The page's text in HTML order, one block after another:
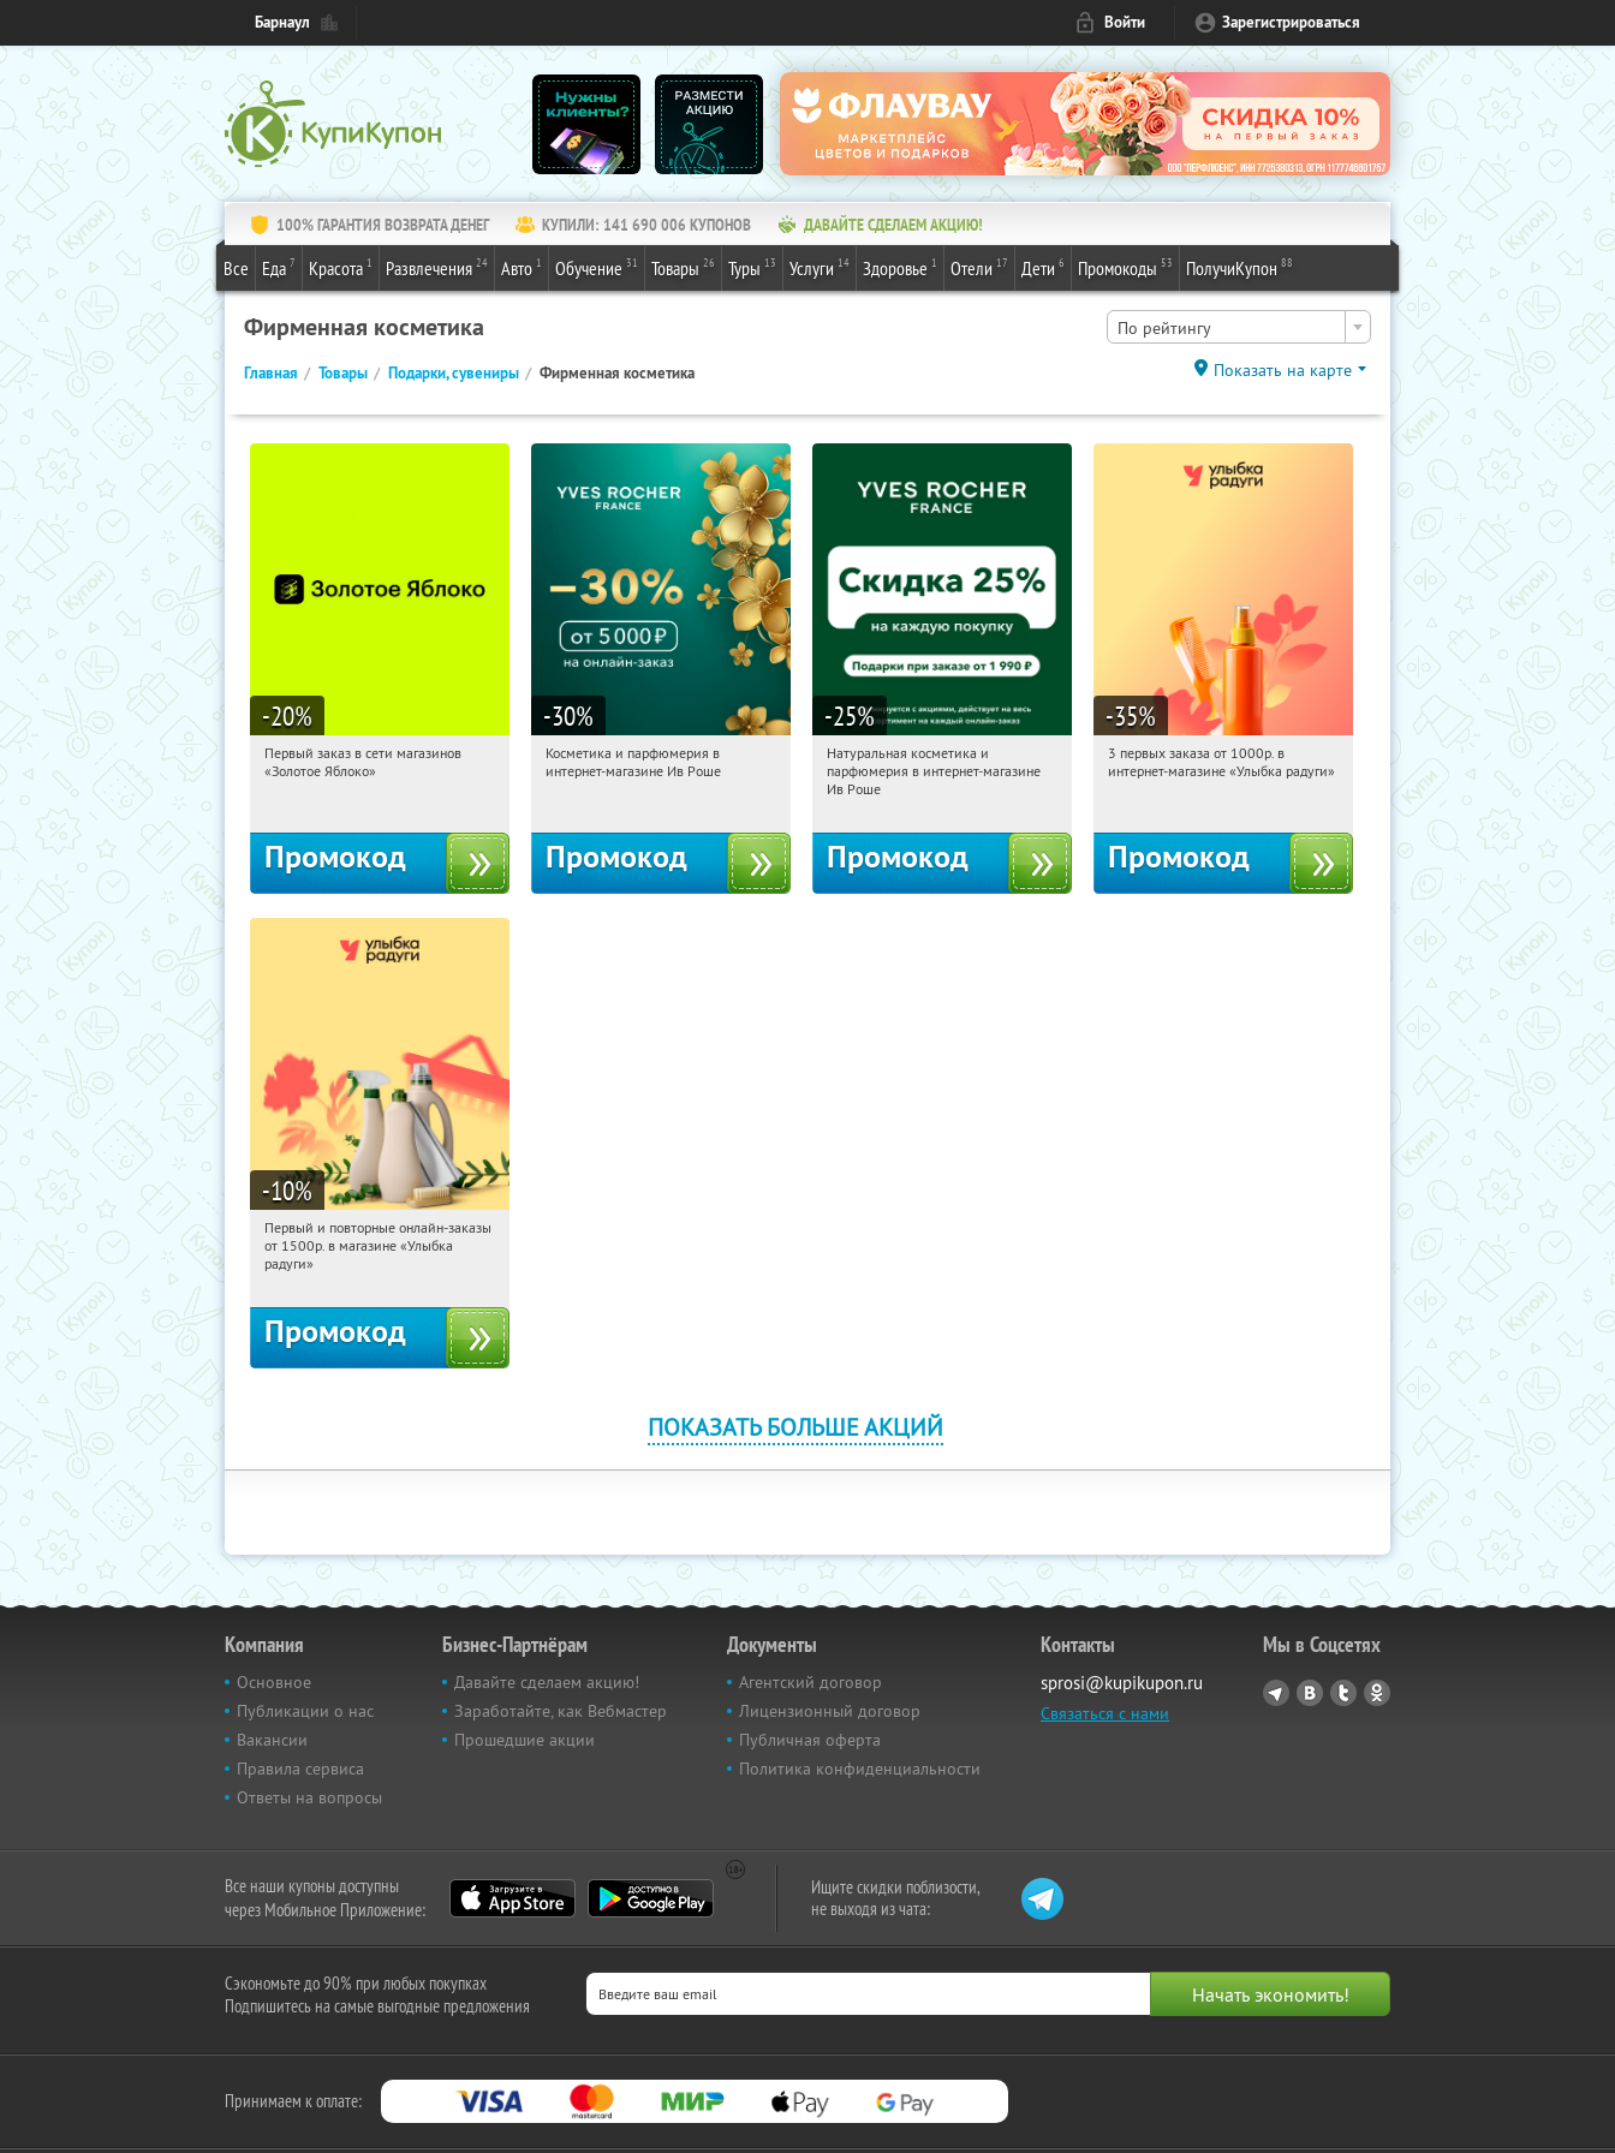
Барнаул Войти Зарегистрироваться
100% ГАРАНТИЯ ВОЗВРАТА ДЕНЕГ КУПИЛИ: 141 690 006 КУПОНОВ ДАВАЙТЕ СДЕЛАЕМ АКЦИЮ!
Все Еда 7 Красота 1 Развлечения 24 Авто 1 Обучение 31 Товары 26 Туры 13 Услуги 14 Здоровье 1 Отели 17 Дети 6 Промокоды 53 ПолучиКупон 88
Фирменная косметика По рейтингу
Главная Товары Подарки, сувениры Фирменная косметика Показать на карте
-20%
17:51:40
Получи первым!
Первый заказ в сети магазинов
«Золотое Яблоко»
Промокод
-30%
17:51:40 Получили:
Косметика и парфюмерия в
интернет-магазине Ив Роше
Промокод
-25%
17:51:40 Получили:
Россия
Натуральная косметика и
парфюмерия в интернет-магазине
Ив Роше
Промокод
-35%
17:51:40 Получили:
3 первых заказа от 1000р. в
интернет-магазине «Улыбка радуги»
Промокод
-10%
17:51:40 Получили:1
Россия
Первый и повторные онлайн-заказы
от 1500р. в магазине «Улыбка
радуги»
Промокод
ПОКАЗАТЬ БОЛЬШЕ АКЦИЙ
Компания
Основное
Публикации о нас
Вакансии
Правила сервиса
Ответы на вопросы
Бизнес-Партнёрам
Давайте сделаем акцию!
Заработайте, как Вебмастер
Прошедшие акции
Документы
Агентский договор
Лицензионный договор
Публичная оферта
Политика конфиденциальности
Контакты
sprosi@kupikupon.ru
Связаться с нами
Мы в Соцсетях
Все наши купоны доступны
через Мобильное Приложение:
Ищите скидки поблизости,
не выходя из чата:
Сэкономьте до 90% при любых покупках
Подпишитесь на самые выгодные предложения
Принимаем к оплате: